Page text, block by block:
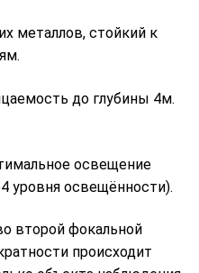
металлов, стойкий к
до глубины 4м.
освещение
уровня освещённости).
второй фокальной
происходит